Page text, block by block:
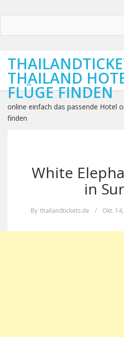
THAILAND
FLÜGE FINDEN
online einfach das passende Hotel
finden
White
in
By thailandtickets.de / Okt.